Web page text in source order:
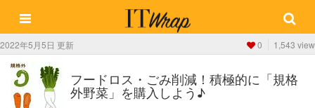
2022年5月5日 更新 0 1,543 view
フードロス・ごみ削減！積極的に「規格
外野菜」を購入しよう♪